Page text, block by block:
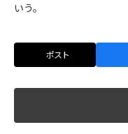
いう。
ポスト